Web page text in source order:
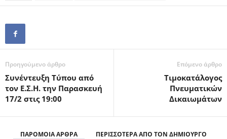
Προηγούμενο άρθρο
Συνέντευξη Τύπου από
τον Ε.Σ.Η. την Παρασκευή
17/2 στις 19:00
Επόμενο άρθρο
Τιμοκατάλογος
Πνευματικών
Δικαιωμάτων
ΠΑΡΟΜΟΙΑ ΑΡΘΡΑ ΠΕΡΙΣΣΟΤΕΡΑ ΑΠΟ ΤΟΝ ΔΗΜΙΟΥΡΓΟ